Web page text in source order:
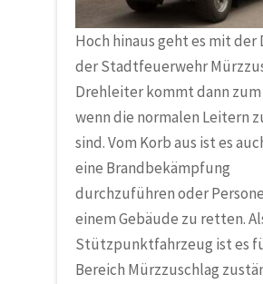
Hoch hinaus geht es mit
derStadtfeuerwehr
Drehleiter kommt dann zum
wenn die normalen Leitern
sind. Vom Korb aus ist es
eine Brandbekämpfung
durchzuführen oder
einem Gebäude zu retten.
Stützpunktfahrzeug ist es
Bereich Mürzzuschlag